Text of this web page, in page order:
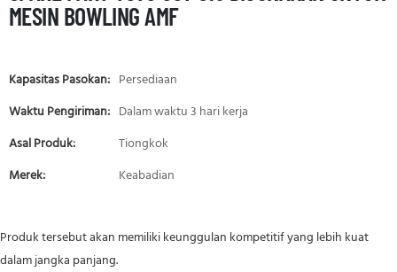
MESIN BOWLING AMF
Kapasitas Pasokan: Persediaan
Waktu Pengiriman: Dalam waktu 3 hari kerja
Asal Produk:
Tiongkok
Merek:
Keabadian
Produk tersebut akan memiliki keunggulan kompetitif yang lebih kuat
dalam jangka panjang.